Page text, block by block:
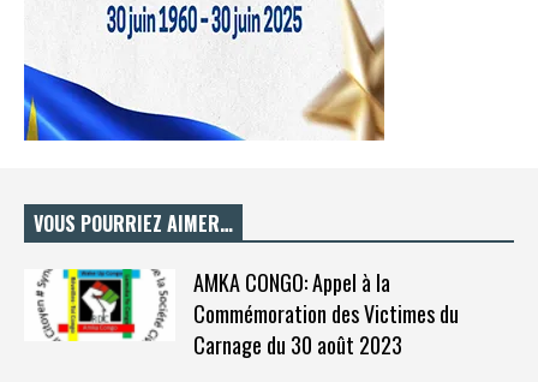
VOUS POURRIEZ AIMER…
AMKA CONGO: Appel à la
Commémoration des Victimes du
Carnage du 30 août 2023